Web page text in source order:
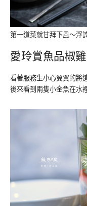
第一道菜就甘拜下風～浮
愛玲賞魚品椒雞
看著服務生小心翼翼的將
後來看到兩隻小金魚在水